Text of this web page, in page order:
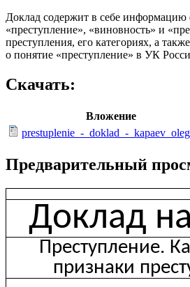
Доклад содержит в себе информацию
«преступление», «виновность» и
преступления, его категориях, а
о понятие «преступление» в УК
Скачать:
Вложение
prestuplenie_-_doklad_-
Предварительный
Доклад
Преступление.
признаки